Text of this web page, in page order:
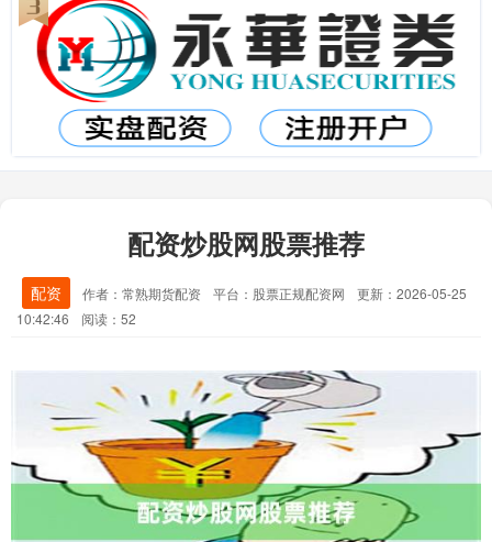
配资炒股网股票推荐
配资 作者：常熟期货配资 平台：股票正规配资网
更新：2026-05-25
10:42:46
阅读：52